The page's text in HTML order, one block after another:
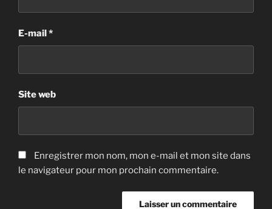
E-mail*
Site web
Enregistrer mon nom, mon e-mail et mon site dans
le navigateur pour mon prochain commentaire.